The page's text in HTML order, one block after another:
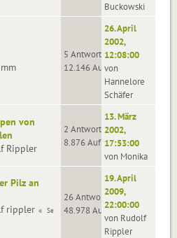
Buckowski
5 Antworten
12.146 Aufrufe
26. April
2002,
12:08:00
von
Hannelore
Schäfer
von
Rippler
2 Antworten
8.876 Aufrufe
13. März
2002,
17:53:00
von Monika
Pilz an
rippler
Se
26 Antworten
48.978 Aufrufe
19. April
2009,
22:00:00
von Rudolf
Rippler